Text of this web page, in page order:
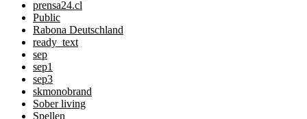
prensa24.cl
Public
Rabona Deutschland
ready_text
sep
sep1
sep3
skmonobrand
Sober living
Spellen